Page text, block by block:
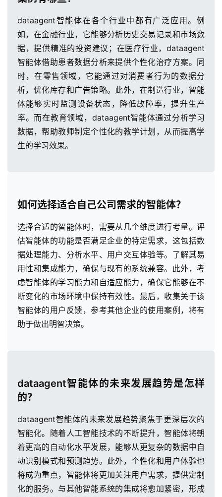
dataagent智能体在各个行业中都有广泛应用。例
如，在金融行业，它能够分析历史交易记录和市场数
据，提供精准的投资建议；在医疗行业，dataagent
智能体借助患者数据分析来提供个性化治疗方案。同
时，在零售领域，它能通过对消费者行为的数据分
析，优化库存和广告策略。此外，在制造行业，智能
体能够实时监测设备状态，降低故障率，提升生产
率。而在教育领域，dataagent智能体通过分析学习
数据，帮助教师制定个性化的教学计划，从而提高学
生的学习效果。
如何选择适合自己公司需求的智能体？
选择合适的智能体时，需要从几个维度进行考量。评
估智能体的功能是否满足企业的特定需求，这包括数
据处理能力、分析水平、用户交互体验等。了解其易
用性和集成能力，确保与现有的系统兼容。此外，考
虑智能体的学习能力和自适应能力，确保它能够在不
断变化的市场环境中保持有效性。最后，收集关于该
智能体的用户反馈，参考其他企业的使用案例，将有
助于做出明智决策。
dataagent智能体的未来发展趋势是怎样
的？
dataagent智能体的未来发展趋势聚焦于更深层次的
智能化。随着人工智能技术的不断提升，智能体将朝
着更高的自动化水平发展，能够从更复杂的数据中自
动识别模式和预测趋势。此外，个性化和用户体验也
将成为重点，智能体将更加关注用户需求，提供定制
化的服务。与其他智能系统的集成将愈加紧密，形成